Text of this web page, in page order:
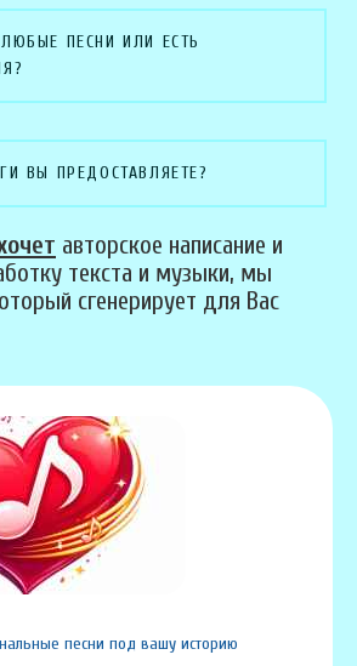
ПЕСНИ ИЛИ ЕСТЬ
ВЫ ПРЕДОСТАВЛЯЕТЕ?
авторское написание и
текста и музыки, мы
сгенерирует для Вас
песни под вашу историю